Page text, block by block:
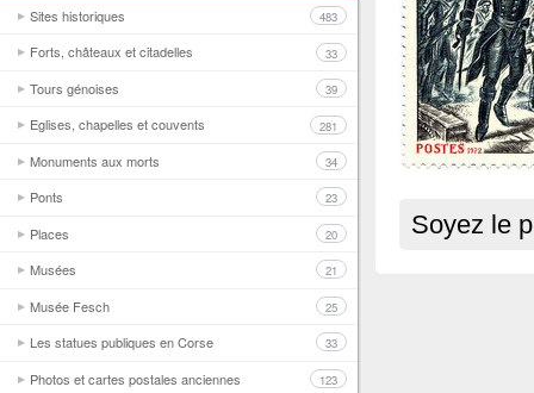
Sites historiques 483
Forts, châteaux et citadelles 33
Tours génoises 39
Eglises, chapelles et couvents 281
Monuments aux morts 34
Ponts 23
Places 20
Musées 21
Musée Fesch 25
Les statues publiques en Corse 33
Photos et cartes postales anciennes 123
Soyez le